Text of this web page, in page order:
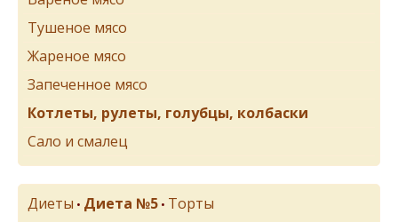
Тушеное мясо
Жареное мясо
Запеченное мясо
Котлеты, рулеты, голубцы, колбаски
Сало и смалец
Диеты • Диета №5 • Торты